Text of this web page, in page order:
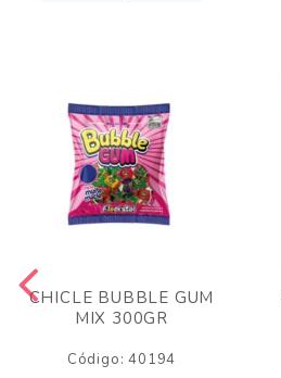
CHICLE BUBBLE GUM
MIX 300GR
Código: 40194